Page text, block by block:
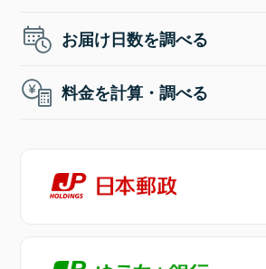
お届け日数を調べる
料金を計算・調べる